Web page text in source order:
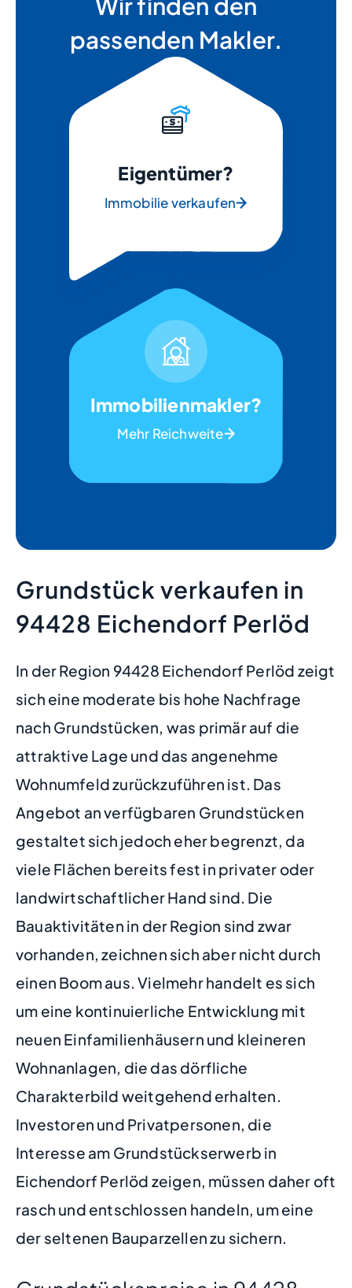
passenden Makler.
Eigentümer?
Immobilie verkaufen
Immobilienmakler?
Mehr Reichweite
Grundstück verkaufen in
94428 Eichendorf Perlöd
In der Region 94428 Eichendorf Perlöd zeigt
sich eine moderate bis hohe Nachfrage
nach Grundstücken, was primär auf die
attraktive Lage und das angenehme
Wohnumfeld zurückzuführen ist. Das
Angebot an verfügbaren Grundstücken
gestaltet sich jedoch eher begrenzt, da
viele Flächen bereits fest in privater oder
landwirtschaftlicher Hand sind. Die
Bauaktivitäten in der Region sind zwar
vorhanden, zeichnen sich aber nicht durch
einen Boom aus. Vielmehr handelt es sich
um eine kontinuierliche Entwicklung mit
neuen Einfamilienhäusern und kleineren
Wohnanlagen, die das dörfliche
Charakterbild weitgehend erhalten.
Investoren und Privatpersonen, die
Interesse am Grundstückserwerb in
Eichendorf Perlöd zeigen, müssen daher oft
rasch und entschlossen handeln, um eine
der seltenen Bauparzellen zu sichern.